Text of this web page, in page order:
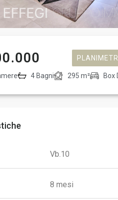
4 Bagni 295 m² Box
Vb.10
8 mesi